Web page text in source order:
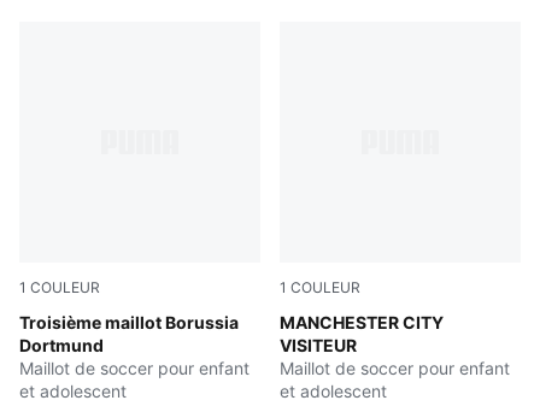
1 COULEUR
Troisième maillot Borussia
Dortmund
Purple Glimmer-Yellow Alert
Maillot de soccer pour enfant
et adolescent
1 COULEUR
MANCHESTER CITY
VISITEUR
PUMA Black-Flaxen
Maillot de soccer pour enfant
et adolescent